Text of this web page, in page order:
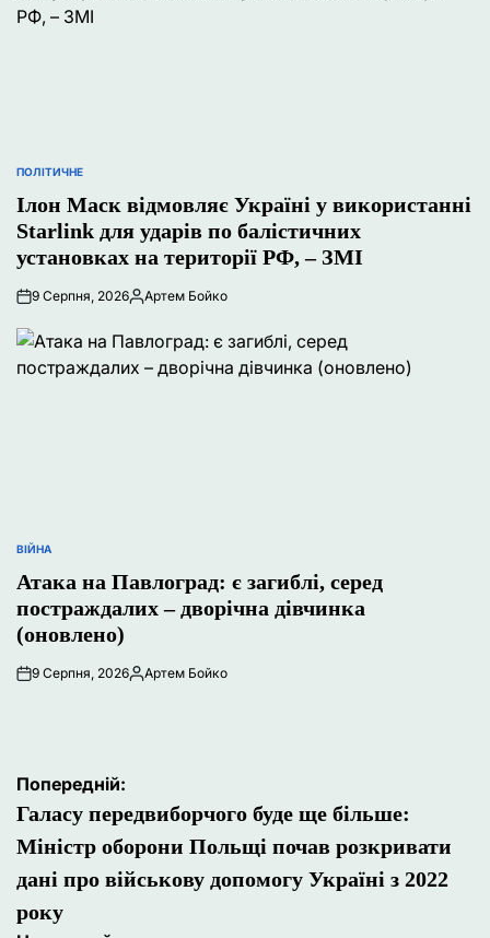
ОПУБЛІКУВАТИ
ПОЛІТИЧНЕ
Ілон Маск відмовляє Україні у використанні
Starlink для ударів по балістичних
установках на території РФ, – ЗМІ
9 Серпня, 2026Опубліковано
Артем Бойко
ОПУБЛІКУВАТИ
ВІЙНА
Атака на Павлоград: є загиблі, серед
постраждалих – дворічна дівчинка
(оновлено)
9 Серпня, 2026Опубліковано
Артем Бойко
Навігація
записів
Попередній:
Галасу передвиборчого буде ще більше:
Міністр оборони Польщі почав розкривати
дані про військову допомогу Україні з 2022
року